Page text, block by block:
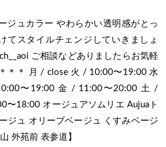
ジュカラー やわらかい透明感がとっ
てスタイルチェンジしていきましょ
ご相談などありましたらお気軽
＊＊ 月 / close 火 / 10:00〜19:00 水
〜19:00 金 / 11:00〜20:00 土 /
18:00 オージュアソムリエ Aujuaト
ジュ オリーブベージュ くすみベージ
外苑前 表参道】